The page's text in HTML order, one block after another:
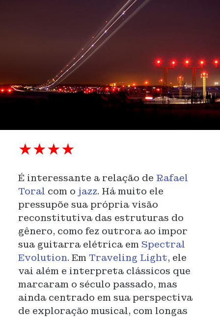
★★★★
É interessante a relação de Rafael
Toral com o jazz. Há muito ele
pressupõe sua própria visão
reconstitutiva das estruturas do
gênero, como fez outrora ao impor
sua guitarra elétrica em Spectral
Evolution. Em Traveling Light, ele
vai além e interpreta clássicos que
marcaram o século passado, mas
ainda centrado em sua perspectiva
de exploração musical, com longas